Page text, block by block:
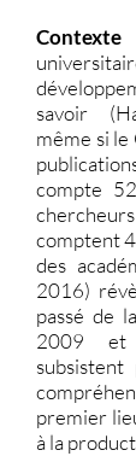
savoir
même si le
compte
comptent
des
2016)
passé de
2009 et
premier
à la